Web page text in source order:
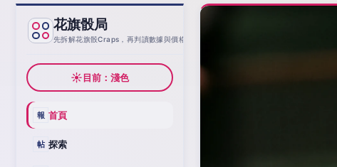
花旗骰局
先拆解花旗骰Craps，再判讀數據與價格
☀目前：淺色
報 首頁
帖 探索